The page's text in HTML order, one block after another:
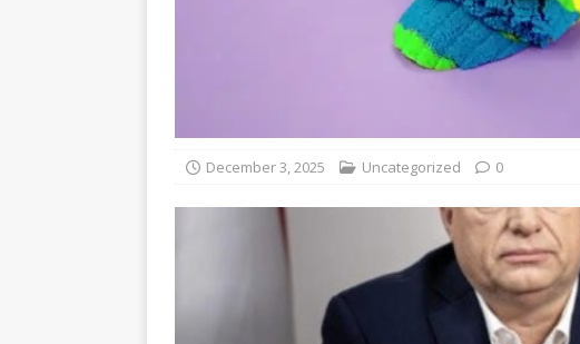
December 3, 2025 Uncategorized 0